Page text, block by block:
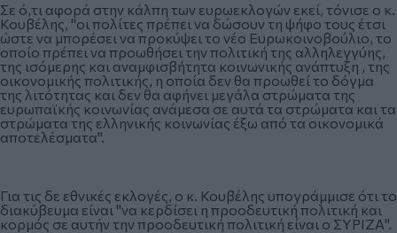
Σε ό,τι αφορά στην κάλπη των ευρωεκλογών εκεί, τόνισε ο κ.
Κουβέλης, "οι πολίτες πρέπει να δώσουν τη ψήφο τους έτσι
ώστε να μπορέσει να προκύψει το νέο Ευρωκοινοβούλιο, το
οποίο πρέπει να προωθήσει την πολιτική της αλληλεγγύης,
της ισόμερης και αναμφισβήτητα κοινωνικής ανάπτυξη , της
οικονομικής πολιτικής, η οποία δεν θα προωθεί το δόγμα
της λιτότητας και δεν θα αφήνει μεγάλα στρώματα της
ευρωπαϊκής κοινωνίας ανάμεσα σε αυτά τα στρώματα και τα
στρώματα της ελληνικής κοινωνίας έξω από τα οικονομικά
αποτελέσματα".
Για τις δε εθνικές εκλογές, ο κ. Κουβέλης υπογράμμισε ότι το
διακύβευμα είναι "να κερδίσει η προοδευτική πολιτική και
κορμός σε αυτήν την προοδευτική πολιτική είναι ο ΣΥΡΙΖΑ".